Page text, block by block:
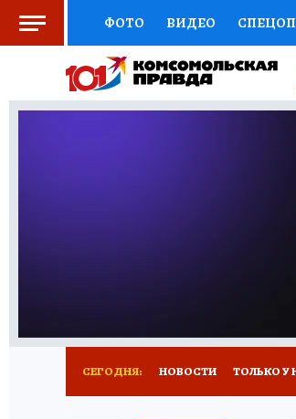
ФОТО ВИДЕО
СОЦПОДДЕРЖКА НАУКА
ВЫБОР ЭКСПЕРТОВ
СЕГОДНЯ: НОВОСТИ ТОЛЬКО У